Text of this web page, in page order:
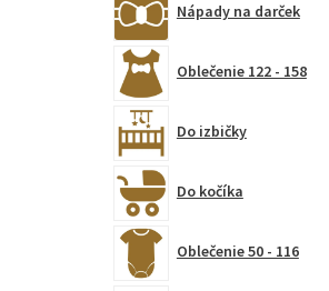
Nápady na darček
Oblečenie 122 - 158
Do izbičky
Do kočíka
Oblečenie 50 - 116